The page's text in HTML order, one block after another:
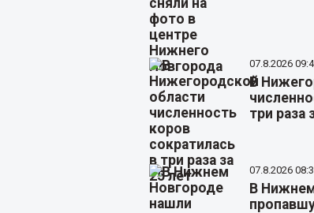
07.8.2026
В
три раза
07.8.2026
В